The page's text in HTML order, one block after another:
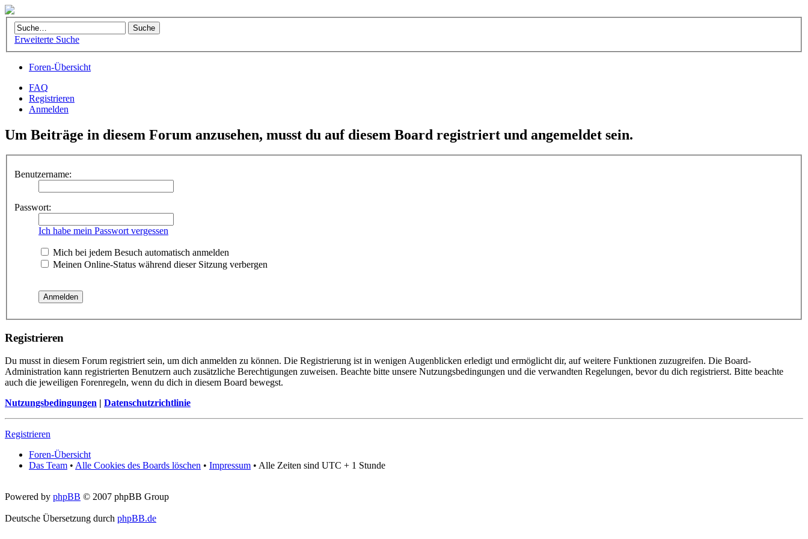
Erweiterte Suche
Foren-Übersicht
FAQ
Registrieren
Anmelden
Um Beiträge in diesem Forum anzusehen, musst du auf diesem Board registriert und angemeldet sein.
Benutzername:
Passwort:
Ich habe mein Passwort vergessen
Mich bei jedem Besuch automatisch anmelden
Meinen Online-Status während dieser Sitzung verbergen
Registrieren
Du musst in diesem Forum registriert sein, um dich anmelden zu können. Die Registrierung ist in wenigen Augenblicken erledigt und ermöglicht dir, auf weitere Funktionen zuzugreifen. Die Board-
Administration kann registrierten Benutzern auch zusätzliche Berechtigungen zuweisen. Beachte bitte unsere Nutzungsbedingungen und die verwandten Regelungen, bevor du dich registrierst. Bitte beachte
auch die jeweiligen Forenregeln, wenn du dich in diesem Board bewegst.
Nutzungsbedingungen | Datenschutzrichtlinie
Registrieren
Foren-Übersicht
Das Team • Alle Cookies des Boards löschen • Impressum • Alle Zeiten sind UTC + 1 Stunde
Powered by phpBB © 2007 phpBB Group
Deutsche Übersetzung durch phpBB.de